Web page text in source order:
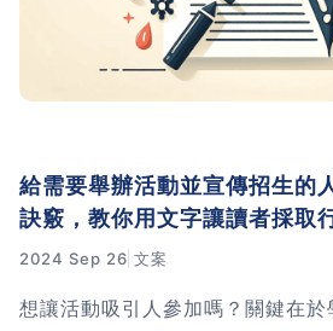
給需要舉辦活動並宣傳招生的
訣竅，教你用文字讓讀者採取
2024 Sep 26 文案
想讓活動吸引人參加嗎？關鍵在